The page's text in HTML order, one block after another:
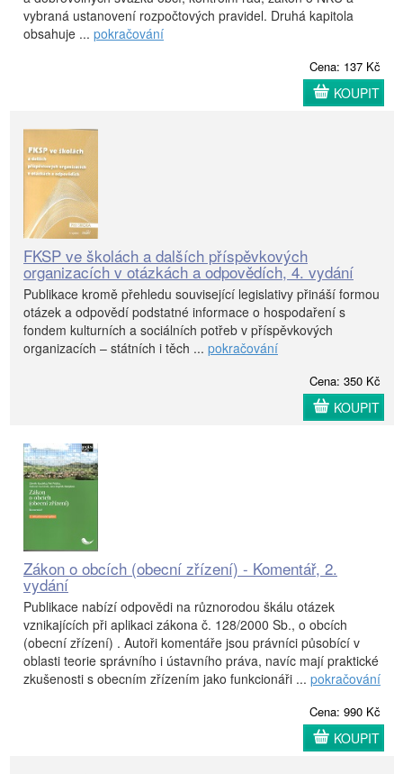
vybraná ustanovení rozpočtových pravidel. Druhá kapitola
obsahuje ... pokračování
Cena: 137 Kč
KOUPIT
FKSP ve školách a dalších příspěvkových
organizacích v otázkách a odpovědích, 4. vydání
Publikace kromě přehledu související legislativy přináší formou
otázek a odpovědí podstatné informace o hospodaření s
fondem kulturních a sociálních potřeb v příspěvkových
organizacích – státních i těch ... pokračování
Cena: 350 Kč
KOUPIT
Zákon o obcích (obecní zřízení) - Komentář, 2.
vydání
Publikace nabízí odpovědi na různorodou škálu otázek
vznikajících při aplikaci zákona č. 128/2000 Sb., o obcích
(obecní zřízení) . Autoři komentáře jsou právníci působící v
oblasti teorie správního i ústavního práva, navíc mají praktické
zkušenosti s obecním zřízením jako funkcionáři ... pokračování
Cena: 990 Kč
KOUPIT